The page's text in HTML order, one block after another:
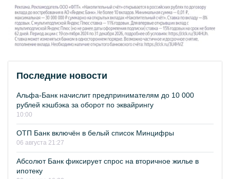
Последние новости
Альфа-Банк начислит предпринимателям до 10 000
рублей кэшбэка за оборот по эквайрингу
10:00
ОТП Банк включён в белый список Минцифры
06 августа 21:27
Абсолют Банк фиксирует спрос на вторичное жилье в
ипотеку